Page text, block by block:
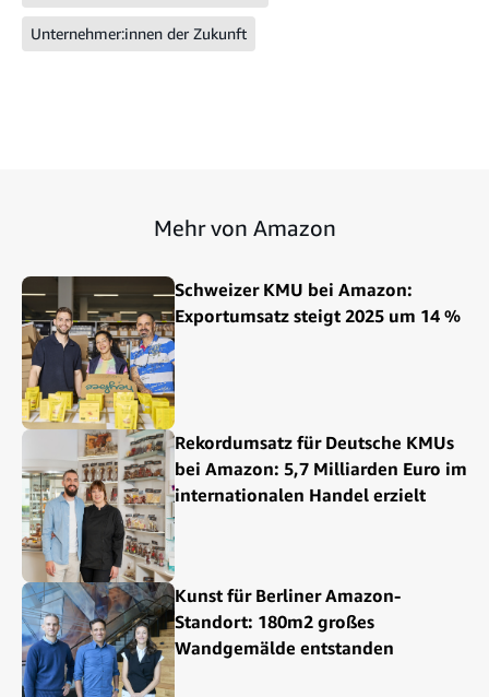
Unternehmer:innen der Zukunft
Mehr von Amazon
Schweizer KMU bei Amazon:
Exportumsatz steigt 2025 um 14 %
Rekordumsatz für Deutsche KMUs
bei Amazon: 5,7 Milliarden Euro im
internationalen Handel erzielt
Kunst für Berliner Amazon-
Standort: 180m2 großes
Wandgemälde entstanden